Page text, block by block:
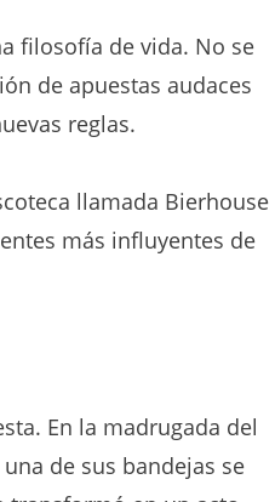
filosofía de vida. No se
de apuestas audaces
reglas.
llamada Bierhouse
más influyentes de
En la madrugada del
de sus bandejas se